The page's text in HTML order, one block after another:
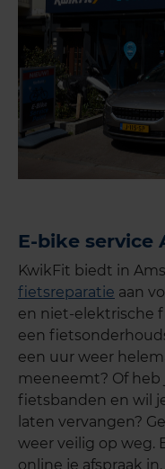
E-bike service
KwikFit biedt in
fietsreparatie aan
en niet-elektrische
een
een uur weer
meeneemt? Of heb
fietsbanden en wil
laten vervangen?
weer veilig op weg.
online je afspraak in.